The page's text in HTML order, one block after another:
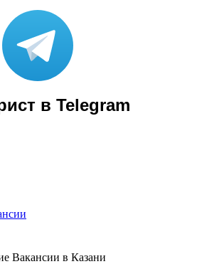
в Telegram
Вакансии в Казани